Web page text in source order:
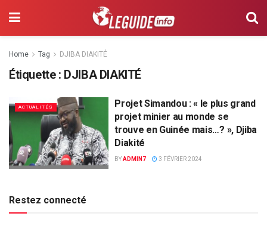
Home Tag DJIBA DIAKITÉ
Étiquette : DJIBA DIAKITÉ
ACTUALITÉS
Projet Simandou : « le plus grand
projet minier au monde se
trouve en Guinée mais…? », Djiba
Diakité
BYADMIN7 3 FÉVRIER 2024
Restez connecté